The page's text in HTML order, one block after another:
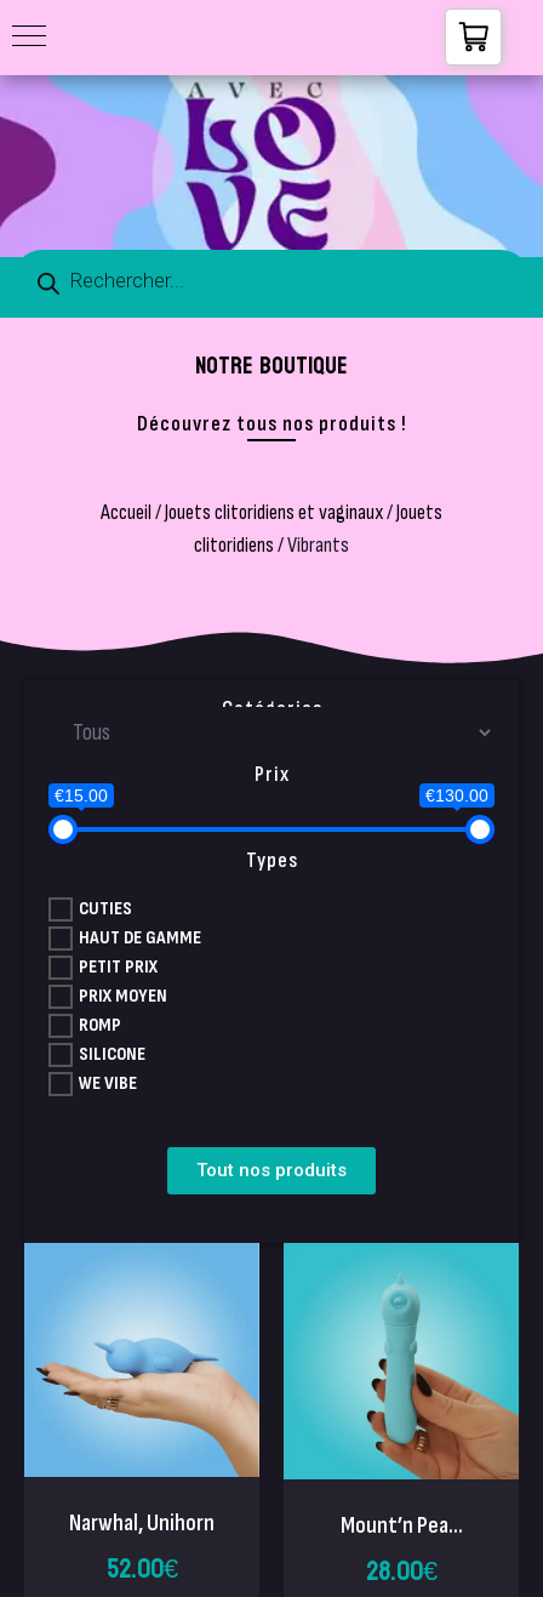
NOTRE BOUTIQUE
Découvrez tous nos produits !
Accueil/Jouets clitoridiens et vaginaux/Jouets
clitoridiens/ Vibrants
Catégories
Prix
€15.00 €130.00
Types
CUTIES
HAUT DE GAMME
PETIT PRIX
PRIX MOYEN
ROMP
SILICONE
WE VIBE
Tout nos produits
Narwhal, Unihorn
52.00€
Mount’n Pea...
28.00€